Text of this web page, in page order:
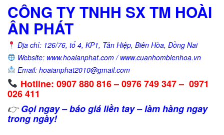
CÔNG TY TNHH SX TM HOÀI
ÂN PHÁT
Địa chỉ: 126/76, tổ 4, KP1, Tân Hiệp, Biên Hòa, Đồng Nai
Website: www.hoaianphat.com / www.cuanhombienhoa.vn
Email: hoaianphat2010@gmail.com
Hotline: 0907 880 816 – 0976 749 347 – 0971
026 411
👉 Gọi ngay – báo giá liền tay – làm hàng ngay
trong ngày!